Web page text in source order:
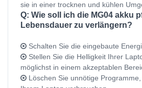
sie in einer trocknen und kühlen
Q: Wie soll ich die MG04 akku
Lebensdauer zu verlängern?
Schalten Sie die eingebaute
Stellen Sie die Helligkeit Ihrer
möglichst in einem akzeptablen
Löschen Sie unnötige